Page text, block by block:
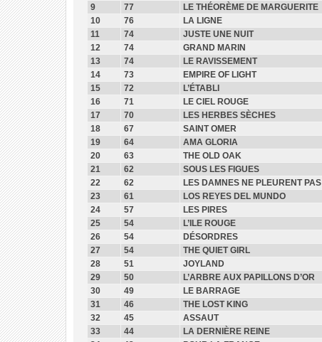
9
77 LE THÉORÈME DE MARGUERITE
10
76 LA LIGNE
11
74 JUSTE UNE NUIT
12
74 GRAND MARIN
13
74 LE RAVISSEMENT
14
73 EMPIRE OF LIGHT
15
72 L’ÉTABLI
16
71 LE CIEL ROUGE
17
70 LES HERBES SÈCHES
18
67 SAINT OMER
19
64 AMA GLORIA
20
63 THE OLD OAK
21
62 SOUS LES FIGUES
22
62 LES DAMNES NE PLEURENT PAS
23
61 LOS REYES DEL MUNDO
24
57 LES PIRES
25
54 L’ILE ROUGE
26
54 DÉSORDRES
27
54 THE QUIET GIRL
28
51 JOYLAND
29
50 L’ARBRE AUX PAPILLONS D’OR
30
49 LE BARRAGE
31
46 THE LOST KING
32
45 ASSAUT
33
44 LA DERNIÈRE REINE